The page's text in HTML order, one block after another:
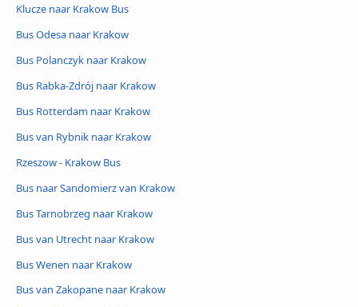
Klucze naar Krakow Bus
Bus Odesa naar Krakow
Bus Polanczyk naar Krakow
Bus Rabka-Zdrój naar Krakow
Bus Rotterdam naar Krakow
Bus van Rybnik naar Krakow
Rzeszow - Krakow Bus
Bus naar Sandomierz van Krakow
Bus Tarnobrzeg naar Krakow
Bus van Utrecht naar Krakow
Bus Wenen naar Krakow
Bus van Zakopane naar Krakow